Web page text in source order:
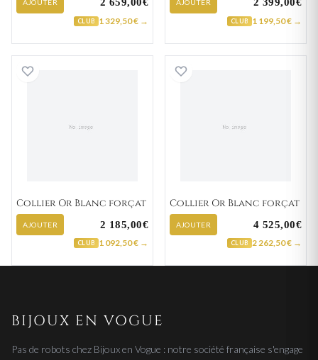
AJOUTER
CLUB 1 329,50 € →
AJOUTER
CLUB 1 199,50 € →
Collier Or Blanc forçat
Collier Or Blanc forçat
AJOUTER 2 185,00€
CLUB 1 092,50 € →
Collier Or Blanc forçat
AJOUTER 4 525,00€
CLUB 2 262,50 € →
BIJOUX EN VOGUE
Pas de robots chez Bijoux en Vogue : notre société française s'engage